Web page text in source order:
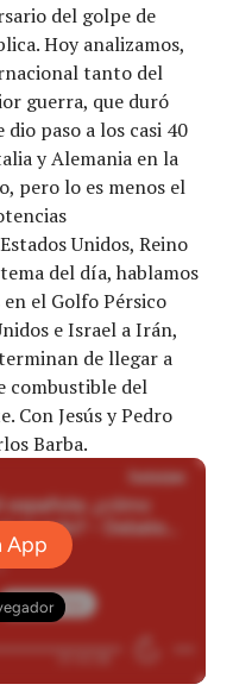
del golpe de
Hoy analizamos,
tanto del
guerra, que duró
paso a los casi 40
y Alemania en la
pero lo es menos el
Unidos, Reino
del día, hablamos
el Golfo Pérsico
e Israel a Irán,
de llegar a
combustible del
Con Jesús y Pedro
Barba.